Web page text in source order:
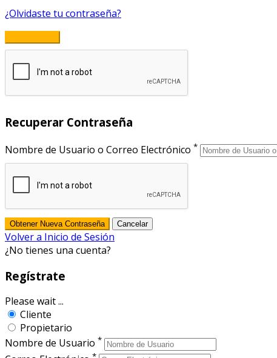
¿Olvidaste tu contraseña?
Recuperar Contraseña
Nombre de Usuario o Correo Electrónico *
Volver a Inicio de Sesión
¿No tienes una cuenta?
Regístrate
Please wait ...
Cliente
Propietario
Nombre de Usuario *